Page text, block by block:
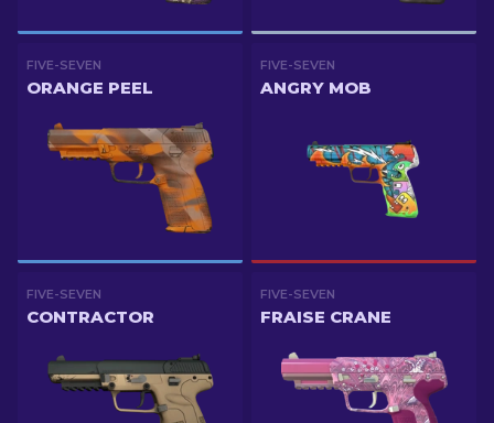
FIVE-SEVEN
ORANGE PEEL
FIVE-SEVEN
ANGRY MOB
FIVE-SEVEN
CONTRACTOR
FIVE-SEVEN
FRAISE CRANE